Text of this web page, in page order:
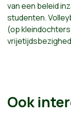
van een beleid
studenten.
(op
Ook